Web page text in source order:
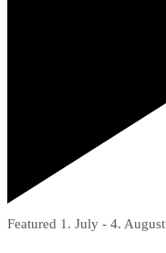
Featured 1. July - 4. August